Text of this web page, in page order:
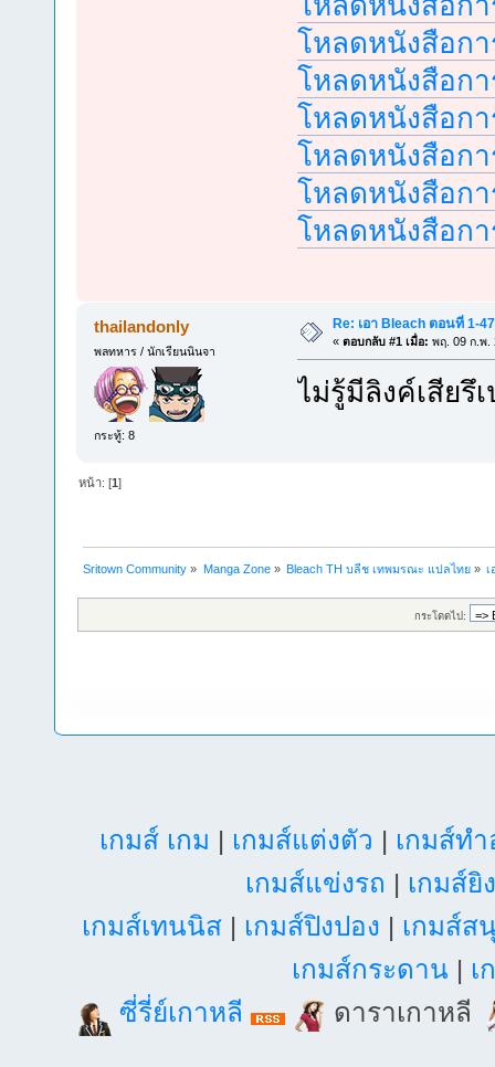
โหลดหนังสือกา
โหลดหนังสือกา
โหลดหนังสือกา
โหลดหนังสือกา
โหลดหนังสือกา
โหลดหนังสือกา
thailandonly
พลทหาร / นักเรียนนินจา
กระทู้: 8
Re: เอา Bleach ตอนที่ 1-
« ตอบกลับ #1 เมื่อ: พฤ. 09 ก.พ.
ไม่รู้มีลิงค์เสีย
หน้า: [1]
Sritown Community » Manga Zone» Bleach TH บลีช เทพมรณะ แปลไทย» เ
กระโดดไป:
เกมส์ เกม | เกมส์แต่งตัว | เกมส์ท
เกมส์แข่งรถ | เกมส์ยิ
เกมส์เทนนิส| เกมส์ปิงปอง | เกมส์ส
เกมส์กระดาน | เ
ซี่รี่ย์เกาหลี
ดาราเกาหลี